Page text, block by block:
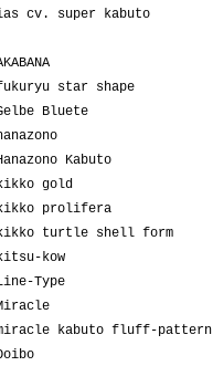
cv. super kabuto
star shape
Bluete
Kabuto
gold
prolifera
turtle shell form
kow
Type
kabuto fluff-pattern